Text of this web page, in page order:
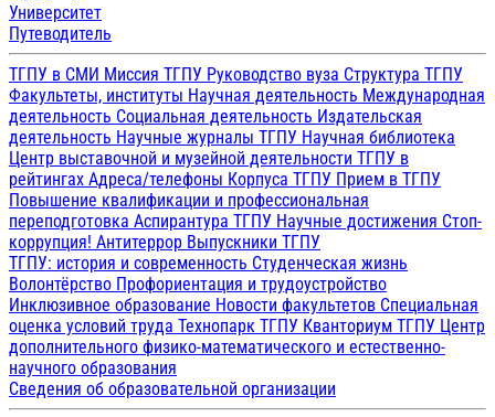
Университет
Путеводитель
ТГПУ в СМИ Миссия ТГПУ Руководство вуза Структура ТГПУ
Факультеты, институты Научная деятельность Международная
деятельность Социальная деятельность Издательская
деятельность Научные журналы ТГПУ Научная библиотека
Центр выставочной и музейной деятельности ТГПУ в
рейтингах Адреса/телефоны Корпуса ТГПУ Прием в ТГПУ
Повышение квалификации и профессиональная
переподготовка Аспирантура ТГПУ Научные достижения Стоп-
коррупция! Антитеррор Выпускники ТГПУ
ТГПУ: история и современность Студенческая жизнь
Волонтёрство Профориентация и трудоустройство
Инклюзивное образование Новости факультетов Специальная
оценка условий труда Технопарк ТГПУ Кванториум ТГПУ Центр
дополнительного физико-математического и естественно-
научного образования
Сведения об образовательной организации